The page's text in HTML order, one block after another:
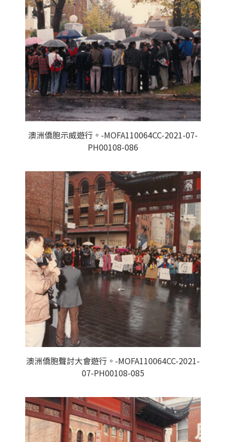
澳洲僑胞示威遊行。-MOFA110064CC-2021-07-
PH00108-086
澳洲僑胞聲討大會遊行。-MOFA110064CC-2021-
07-PH00108-085